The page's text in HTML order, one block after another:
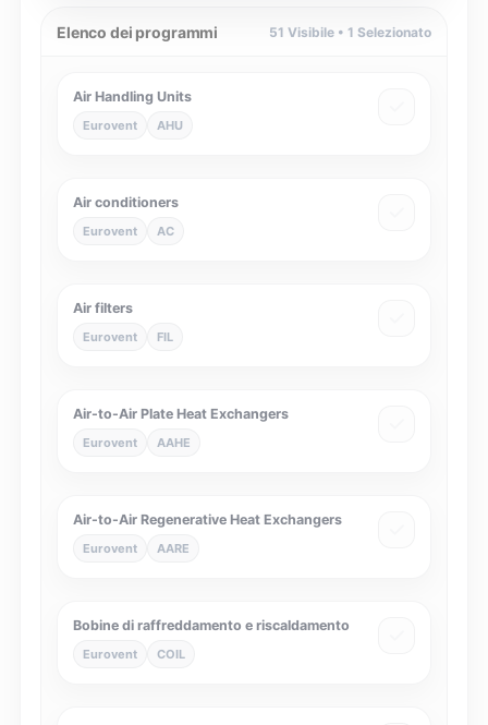
Elenco dei programmi 51 Visibile •1 Selezionato
Air Handling Units
Eurovent AHU
Air conditioners
Eurovent AC
Air filters
Eurovent FIL
Air-to-Air Plate Heat Exchangers
Eurovent AAHE
Air-to-Air Regenerative Heat Exchangers
Eurovent AARE
Bobine di raffreddamento e riscaldamento
Eurovent COIL